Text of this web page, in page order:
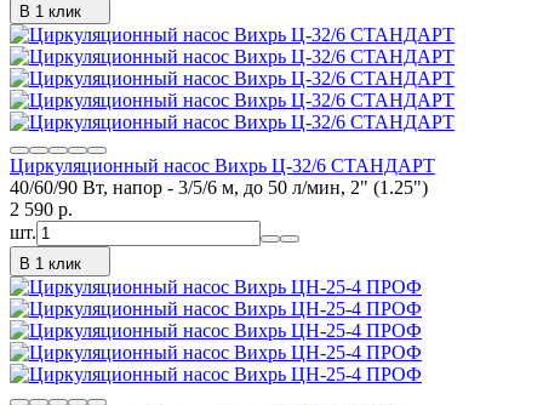
В 1 клик
Циркуляционный насос Вихрь Ц-32/6 СТАНДАРТ
40/60/90 Вт, напор - 3/5/6 м, до 50 л/мин, 2" (1.25")
2 590 p.
шт.
В 1 клик